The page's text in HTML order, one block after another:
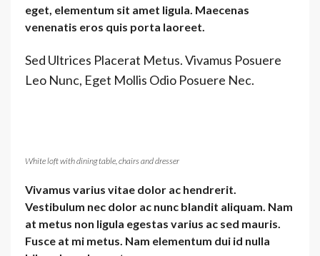
eget, elementum sit amet ligula. Maecenas
venenatis eros quis porta laoreet.
Sed Ultrices Placerat Metus. Vivamus Posuere
Leo Nunc, Eget Mollis Odio Posuere Nec.
White loft with dining table, chairs and dresser
Vivamus varius vitae dolor ac hendrerit.
Vestibulum nec dolor ac nunc blandit aliquam. Nam
at metus non ligula egestas varius ac sed mauris.
Fusce at mi metus. Nam elementum dui id nulla